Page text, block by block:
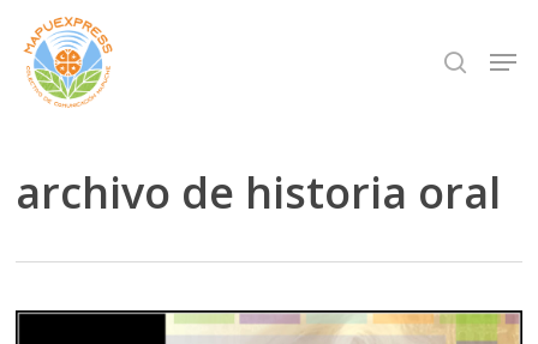
Skip
main
search
archivo de historia oral
Close